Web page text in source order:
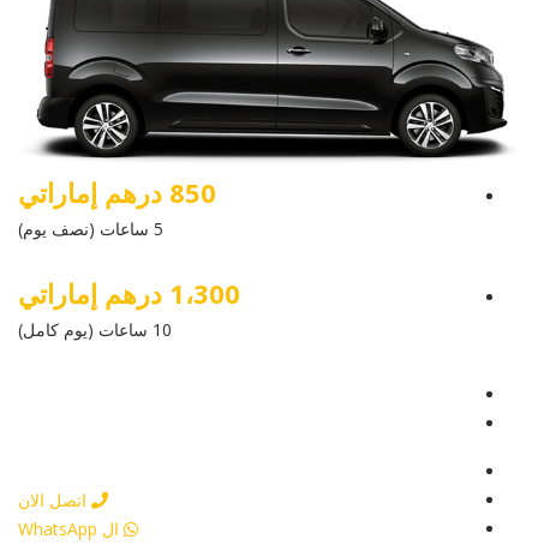
850 درهم إماراتي
5 ساعات (نصف يوم)
1،300 درهم إماراتي
10 ساعات (يوم كامل)
اتصل الان
ال WhatsApp